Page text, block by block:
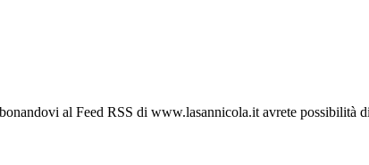
al Feed RSS di www.lasannicola.it avrete possibilità